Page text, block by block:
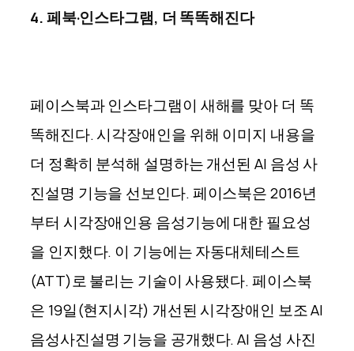
4. 페북·인스타그램, 더 똑똑해진다
페이스북과 인스타그램이 새해를 맞아 더 똑
똑해진다. 시각장애인을 위해 이미지 내용을
더 정확히 분석해 설명하는 개선된 AI 음성 사
진설명 기능을 선보인다.페이스북은 2016년
부터 시각장애인용 음성기능에 대한 필요성
을 인지했다. 이 기능에는 자동대체테스트
(ATT)로 불리는 기술이 사용됐다.페이스북
은 19일(현지시각) 개선된 시각장애인 보조 AI
음성사진설명 기능을 공개했다. AI 음성 사진